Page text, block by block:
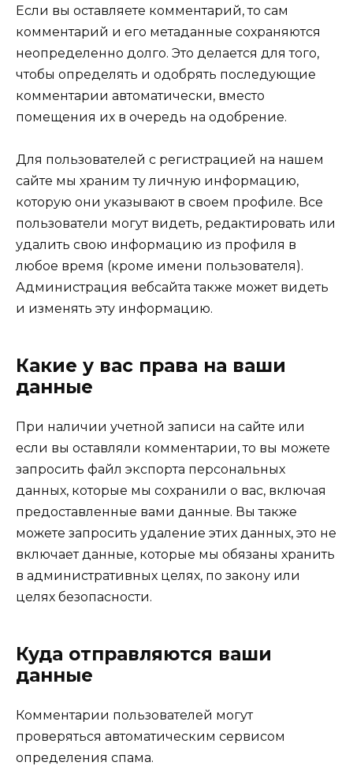
Если вы оставляете комментарий, то сам
комментарий и его метаданные сохраняются
неопределенно долго. Это делается для того,
чтобы определять и одобрять последующие
комментарии автоматически, вместо
помещения их в очередь на одобрение.
Для пользователей с регистрацией на нашем
сайте мы храним ту личную информацию,
которую они указывают в своем профиле. Все
пользователи могут видеть, редактировать или
удалить свою информацию из профиля в
любое время (кроме имени пользователя).
Администрация вебсайта также может видеть
и изменять эту информацию.
Какие у вас права на ваши
данные
При наличии учетной записи на сайте или
если вы оставляли комментарии, то вы можете
запросить файл экспорта персональных
данных, которые мы сохранили о вас, включая
предоставленные вами данные. Вы также
можете запросить удаление этих данных, это не
включает данные, которые мы обязаны хранить
в административных целях, по закону или
целях безопасности.
Куда отправляются ваши
данные
Комментарии пользователей могут
проверяться автоматическим сервисом
определения спама.